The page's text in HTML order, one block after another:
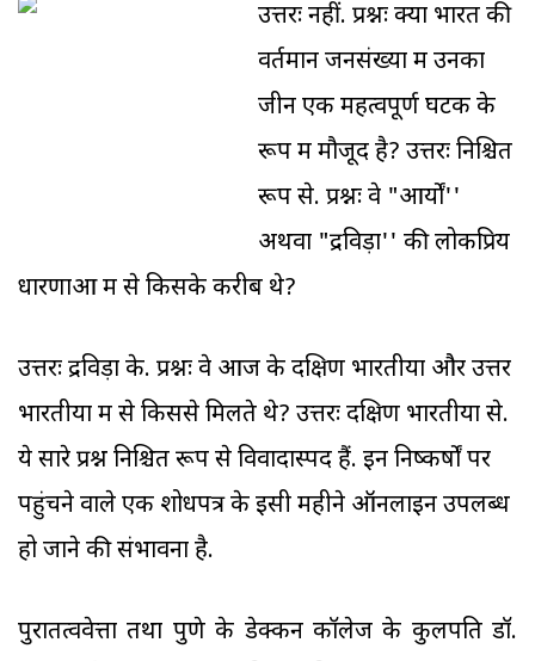
उत्तरः नहीं. प्रश्नः क्या भारत की
वर्तमान जनसंख्या में उनका
जीन एक महत्वपूर्ण घटक के
रूप में मौजूद है? उत्तरः निश्चित
रूप से. प्रश्नः वे "आर्यों''
अथवा "द्रविड़ों'' की लोकप्रिय
धारणाओं में से किसके करीब थे?
उत्तरः द्रविड़ों के. प्रश्नः वे आज के दक्षिण भारतीयों और उत्तर
भारतीयों में से किससे मिलते थे? उत्तरः दक्षिण भारतीयों से.
ये सारे प्रश्न निश्चित रूप से विवादास्पद हैं. इन निष्कर्षों पर
पहुंचने वाले एक शोधपत्र के इसी महीने ऑनलाइन उपलब्ध
हो जाने की संभावना है.
पुरातत्ववेत्ता तथा पुणे के डेक्कन कॉलेज के कुलपति डॉ.